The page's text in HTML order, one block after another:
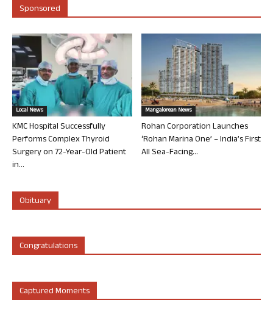
Sponsored
Local News
KMC Hospital Successfully
Performs Complex Thyroid
Surgery on 72-Year-Old Patient
in...
Mangalorean News
Rohan Corporation Launches
‘Rohan Marina One’ – India’s First
All Sea-Facing...
Obituary
Congratulations
Captured Moments